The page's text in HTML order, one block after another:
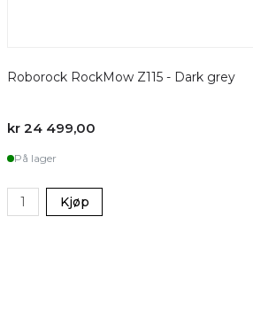
Roborock RockMow Z115 - Dark grey
kr 24 499,00
På lager
Kjøp